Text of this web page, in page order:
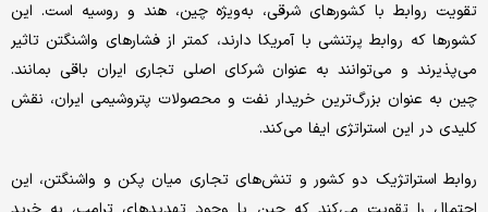
تقویت روابط با کشورهای شرقی، به‌‌ویژه چین، هند و روسیه است. این
کشورها که روابط پرتنشی با آمریکا دارند، کمتر از فشارهای واشنگتن تاثیر
می‌‌پذیرند و می‌توانند به عنوان شرکای اصلی تجاری ایران باقی بمانند.
چین به عنوان بزرگ‌ترین خریدار نفت و محصولات پتروشیمی ایران، نقش
کلیدی در این استراتژی ایفا می‌‌کند.
روابط استراتژیک دو کشور و تنش‌‌های تجاری میان پکن و واشنگتن، این